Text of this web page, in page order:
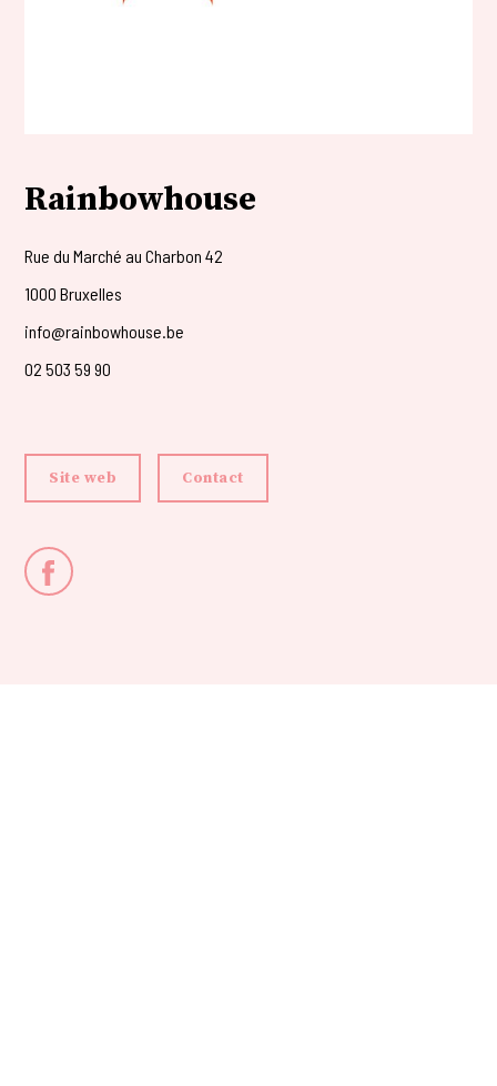
Rainbowhouse
Rue du Marché au Charbon 42
1000 Bruxelles
info@rainbowhouse.be
02 503 59 90
Site web Contact